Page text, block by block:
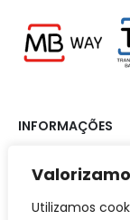
Utilizamos
Termos e
Política de